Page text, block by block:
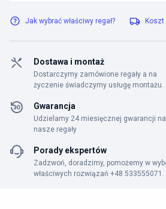
Jak wybrać właściwy regał?
Dostawa i montaż
Dostarczymy zamówione regały a na
życzenie świadczymy usługę montażu.
Gwarancja
Udzielamy 24 miesięcznej gwarancji na
nasze regały
Porady ekspertów
Zadzwoń, doradzimy, pomożemy w
właściwych rozwiązań +48 533555071.